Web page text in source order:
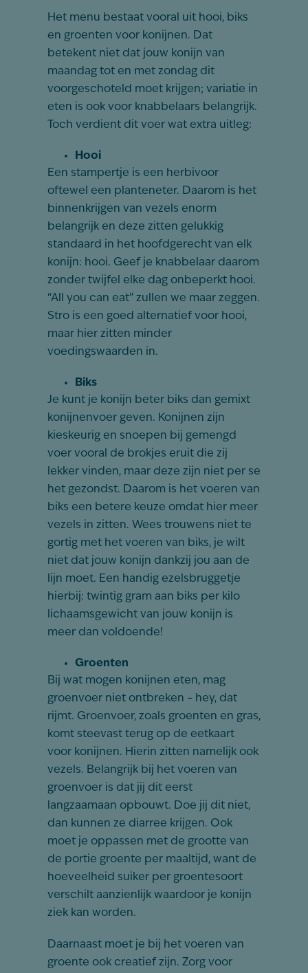
Het menu bestaat vooral uit hooi, biks
en groenten voor konijnen. Dat
betekent niet dat jouw konijn van
maandag tot en met zondag dit
voorgeschoteld moet krijgen; variatie in
eten is ook voor knabbelaars belangrijk.
Toch verdient dit voer wat extra uitleg:
Hooi
Een stampertje is een herbivoor
oftewel een planteneter. Daarom is het
binnenkrijgen van vezels enorm
belangrijk en deze zitten gelukkig
standaard in het hoofdgerecht van elk
konijn: hooi. Geef je knabbelaar daarom
zonder twijfel elke dag onbeperkt hooi.
“All you can eat” zullen we maar zeggen.
Stro is een goed alternatief voor hooi,
maar hier zitten minder
voedingswaarden in.
Biks
Je kunt je konijn beter biks dan gemixt
konijnenvoer geven. Konijnen zijn
kieskeurig en snoepen bij gemengd
voer vooral de brokjes eruit die zij
lekker vinden, maar deze zijn niet per se
het gezondst. Daarom is het voeren van
biks een betere keuze omdat hier meer
vezels in zitten. Wees trouwens niet te
gortig met het voeren van biks, je wilt
niet dat jouw konijn dankzij jou aan de
lijn moet. Een handig ezelsbruggetje
hierbij: twintig gram aan biks per kilo
lichaamsgewicht van jouw konijn is
meer dan voldoende!
Groenten
Bij wat mogen konijnen eten, mag
groenvoer niet ontbreken – hey, dat
rijmt. Groenvoer, zoals groenten en gras,
komt steevast terug op de eetkaart
voor konijnen. Hierin zitten namelijk ook
vezels. Belangrijk bij het voeren van
groenvoer is dat jij dit eerst
langzaamaan opbouwt. Doe jij dit niet,
dan kunnen ze diarree krijgen. Ook
moet je oppassen met de grootte van
de portie groente per maaltijd, want de
hoeveelheid suiker per groentesoort
verschilt aanzienlijk waardoor je konijn
ziek kan worden.
Daarnaast moet je bij het voeren van
groente ook creatief zijn. Zorg voor